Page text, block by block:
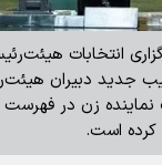
انتخابات
جدید دبیران
زن در فهرست
کرده است.